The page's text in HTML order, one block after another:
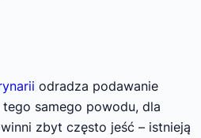
odradza podawanie
samego powodu, dla
zbyt często jeść – istnieją